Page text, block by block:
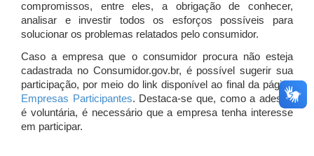
compromissos, entre eles, a obrigação de conhecer,
analisar e investir todos os esforços possíveis para
solucionar os problemas relatados pelo consumidor.
Caso a empresa que o consumidor procura não esteja
cadastrada no Consumidor.gov.br, é possível sugerir sua
participação, por meio do link disponível ao final da página
Empresas Participantes. Destaca-se que, como a adesão
é voluntária, é necessário que a empresa tenha interesse
em participar.